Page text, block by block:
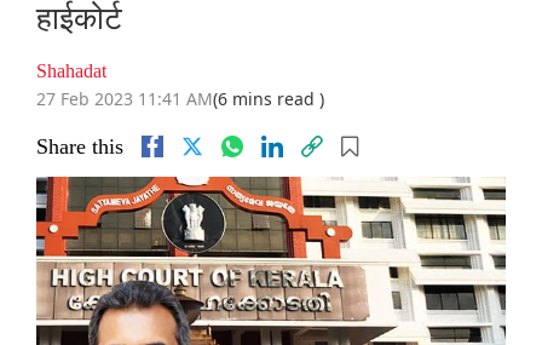
हाईकोर्ट
Shahadat
27 Feb 2023 11:41 AM(6 mins read )
Share this